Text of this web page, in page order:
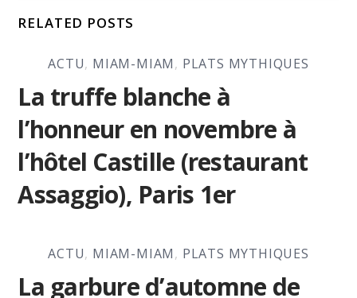
RELATED POSTS
ACTU, MIAM-MIAM, PLATS MYTHIQUES
La truffe blanche à
l’honneur en novembre à
l’hôtel Castille (restaurant
Assaggio), Paris 1er
ACTU, MIAM-MIAM, PLATS MYTHIQUES
La garbure d’automne de